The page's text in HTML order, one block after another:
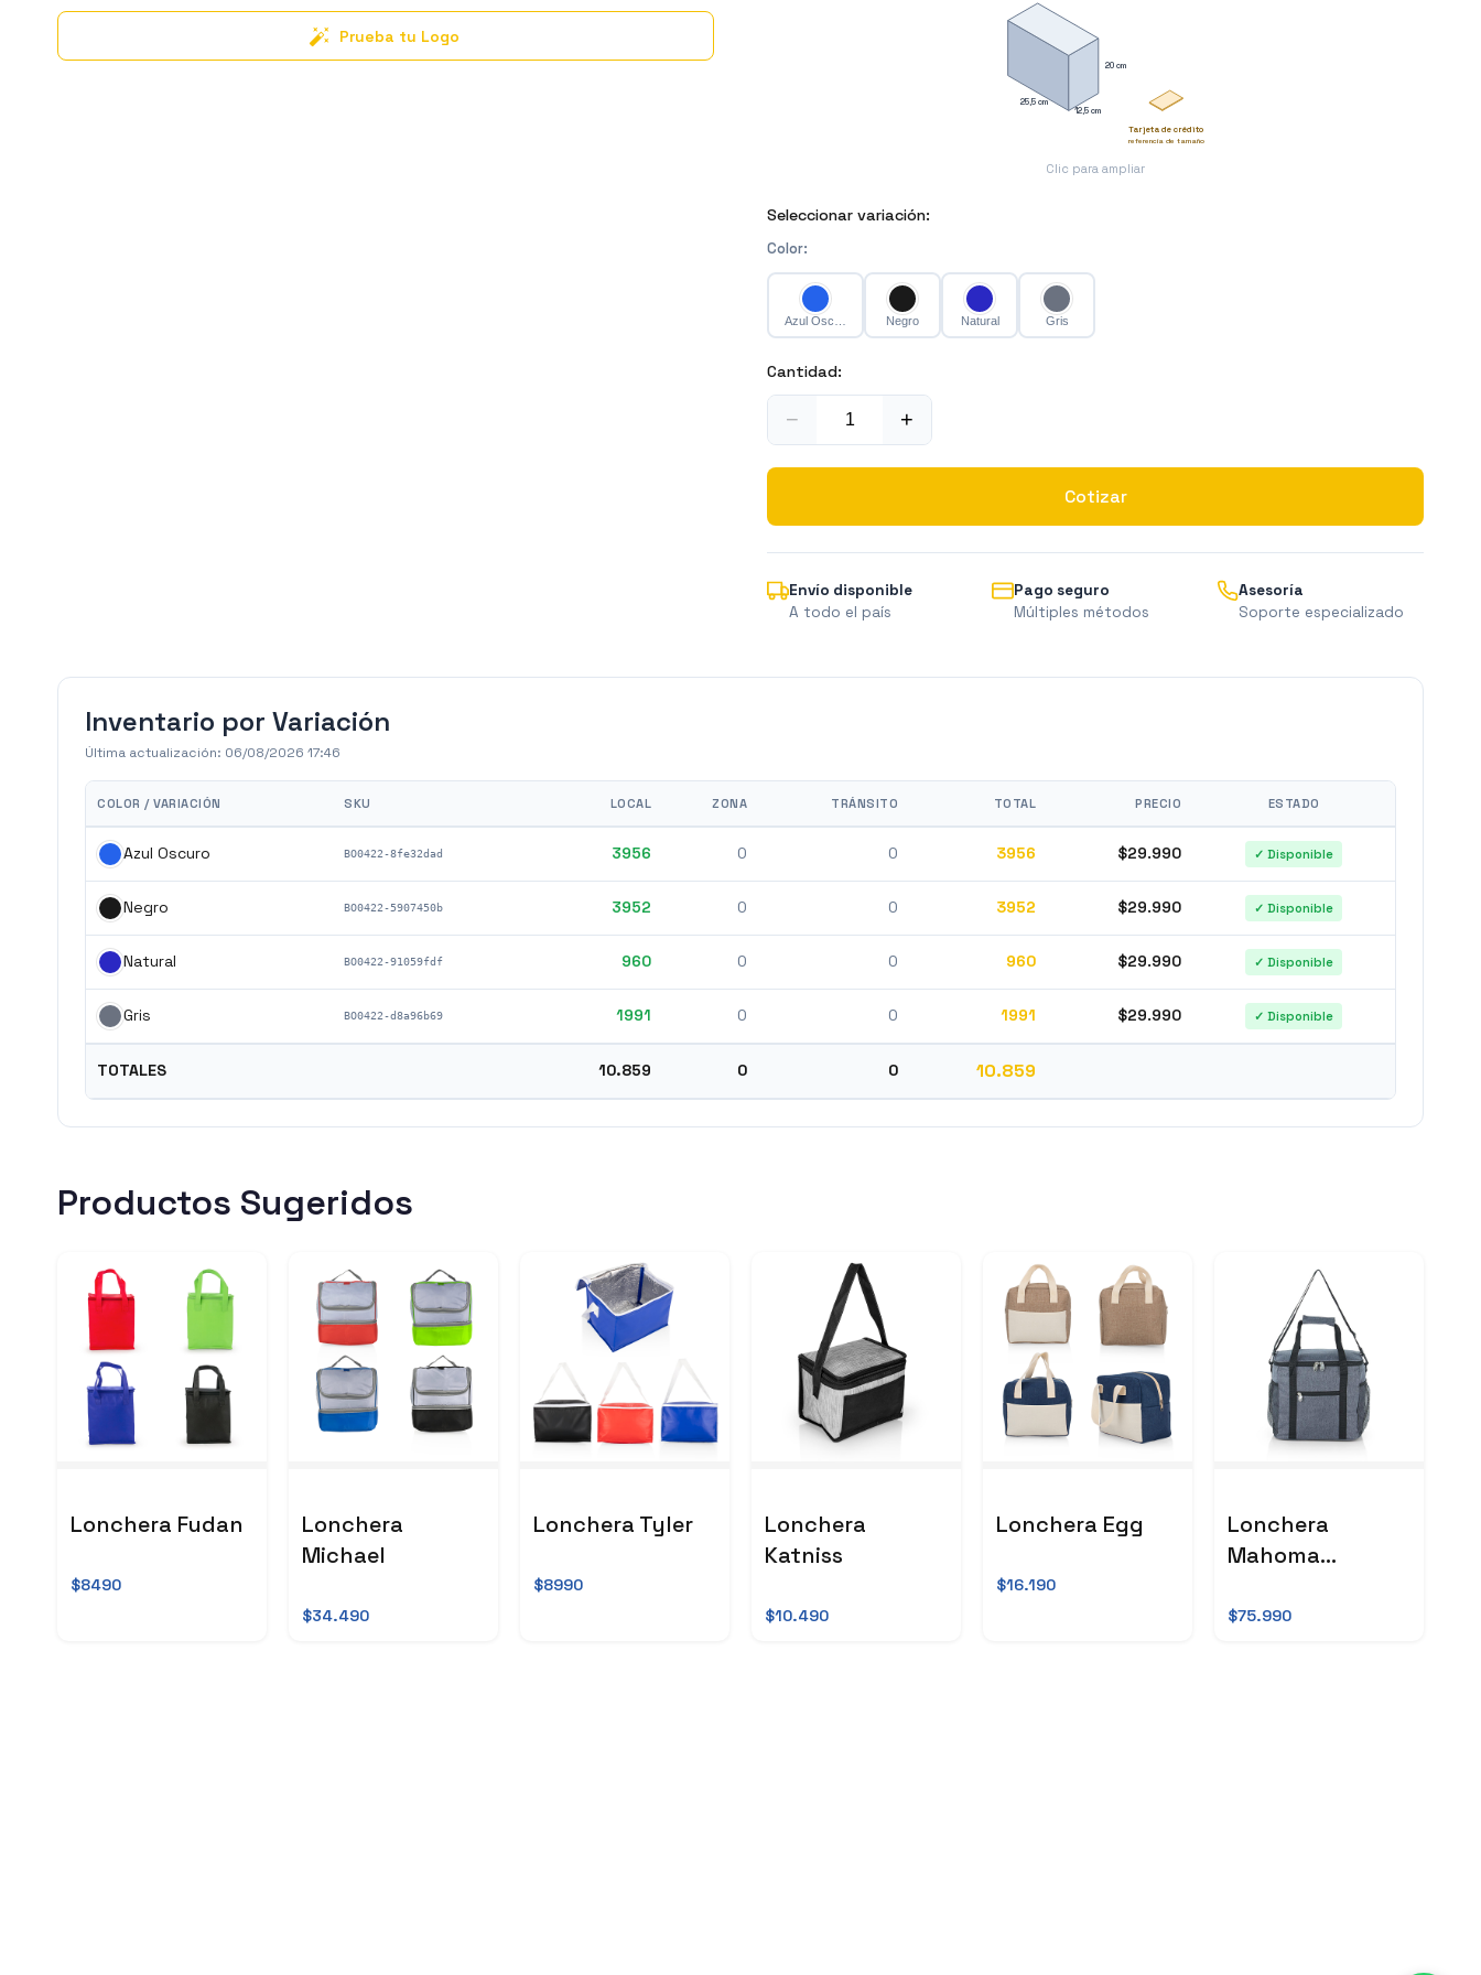
Prueba tu Logo
12,5 cm
25,5 cm
20 cm
Tarjeta de crédito
referencia de tamaño
Clic para ampliar
Seleccionar variación:
Color:
Azul Oscuro Negro Natural Gris
Cantidad:
− +
Cotizar
Envío disponible
A todo el país
Pago seguro
Múltiples métodos
Asesoría
Soporte especializado
Inventario por Variación
Última actualización: 06/08/2026 17:46
COLOR / VARIACIÓN SKU LOCAL ZONA TRÁNSITO TOTAL PRECIO ESTADO
Azul Oscuro BO0422-8fe32dad 3956 0 0 3956 $29.990 ✓ Disponible
Negro BO0422-5907450b 3952 0 0 3952 $29.990 ✓ Disponible
Natural BO0422-91059fdf 960 0 0 960 $29.990 ✓ Disponible
Gris BO0422-d8a96b69 1991 0 0 1991 $29.990 ✓ Disponible
TOTALES 10.859 0 0 10.859
Productos Sugeridos
Lonchera Fudan
$8490
Lonchera
Michael
$34.490
Lonchera Tyler
$8990
Lonchera
Katniss
$10.490
Lonchera Egg
$16.190
Lonchera
Mahoma
$75.990